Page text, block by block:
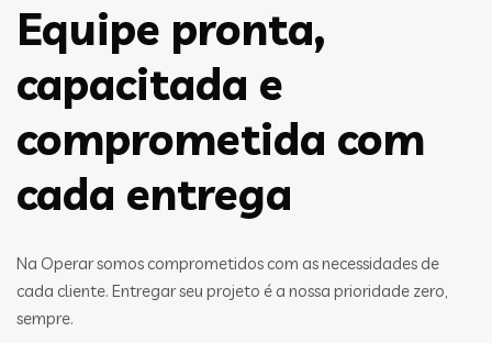
Equipe pronta,
capacitada e
comprometida com
cada entrega
Na Operar somos comprometidos com as necessidades de
cada cliente. Entregar seu projeto é a nossa prioridade zero,
sempre.